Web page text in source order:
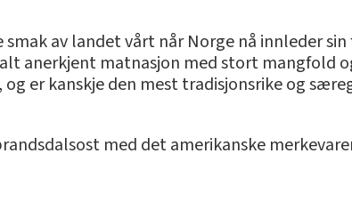
av landet vårt når Norge nå innleder
anerkjent matnasjon med stort mangfold
er kanskje den mest tradisjonsrike og
med det amerikanske